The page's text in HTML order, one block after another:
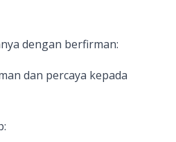
dengan berfirman:
dan percaya kepada